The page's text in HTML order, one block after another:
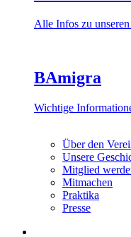
Alle Infos zu
BAmigra
Wichtige
Über den
Unsere
Mitglied
Mitmachen
Praktika
Presse